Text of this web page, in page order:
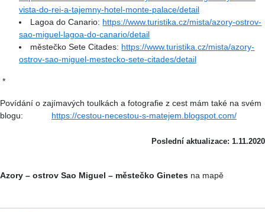
vista-do-rei-a-tajemny-hotel-monte-palace/detail
Lagoa do Canario: https://www.turistika.cz/mista/azory-ostrov-
sao-miguel-lagoa-do-canario/detail
městečko Sete Citades: https://www.turistika.cz/mista/azory-
ostrov-sao-miguel-mestecko-sete-citades/detail
*
Povídání o zajímavých toulkách a fotografie z cest mám také na svém
blogu: https://cestou-necestou-s-matejem.blogspot.com/
Poslední aktualizace: 1.11.2020
Azory – ostrov Sao Miguel – městečko Ginetes na mapě